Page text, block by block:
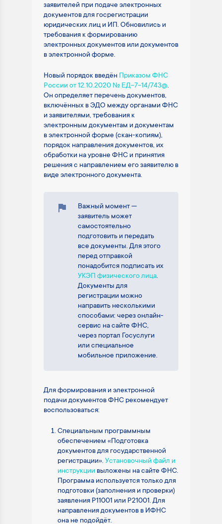
заявителей при подаче электронных
документов для госрегистрации
юридических лиц и ИП. Обновились и
требования к формированию
электронных документов или документов
в электронной форме.
Новый порядок введён Приказом ФНС
России от 12.10.2020 № ЕД-7-14/743@.
Он определяет перечень документов,
включённых в ЭДО между органами ФНС
и заявителями, требования к
электронным документам и документам
в электронной форме (скан-копиям),
порядок направления документов, их
обработки на уровне ФНС и принятия
решения с направлением его заявителю в
виде электронного документа.
Важный момент —
заявитель может
самостоятельно
подготовить и передать
все документы. Для этого
перед отправкой
понадобится подписать их
УКЭП физического лица.
Документы для
регистрации можно
направить несколькими
способами: через онлайн-
сервис на сайте ФНС,
через портал Госуслуги
или специальное
мобильное приложение.
Для формирования и электронной
подачи документов ФНС рекомендует
воспользоваться:
Специальным программным
обеспечением «Подготовка
документов для государственной
регистрации». Установочный файл и
инструкции выложены на сайте ФНС.
Программа используется только для
подготовки (заполнения и проверки)
заявления Р11001 или Р21001. Для
направления документов в ИФНС
она не подойдёт.